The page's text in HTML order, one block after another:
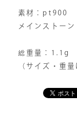
素材：pt900
メインストー
総重量：1.1g
（サイズ・重